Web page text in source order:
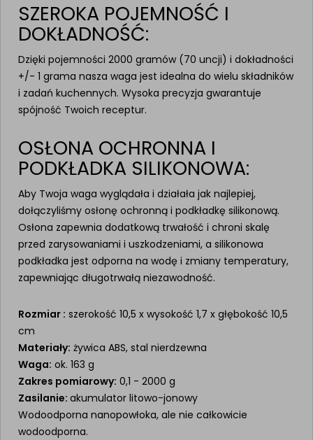
SZEROKA POJEMNOŚĆ I
DOKŁADNOŚĆ:
Dzięki pojemności 2000 gramów (70 uncji) i dokładności
+/- 1 grama nasza waga jest idealna do wielu składników
i zadań kuchennych. Wysoka precyzja gwarantuje
spójność Twoich receptur.
OSŁONA OCHRONNA I
PODKŁADKA SILIKONOWA:
Aby Twoja waga wyglądała i działała jak najlepiej,
dołączyliśmy osłonę ochronną i podkładkę silikonową.
Osłona zapewnia dodatkową trwałość i chroni skalę
przed zarysowaniami i uszkodzeniami, a silikonowa
podkładka jest odporna na wodę i zmiany temperatury,
zapewniając długotrwałą niezawodność.
Rozmiar : szerokość 10,5 x wysokość 1,7 x głębokość 10,5
cm
Materiały: żywica ABS, stal nierdzewna
Waga: ok. 163 g
Zakres pomiarowy: 0,1 - 2000 g
Zasilanie: akumulator litowo-jonowy
Wodoodporna nanopowłoka, ale nie całkowicie
wodoodporna.